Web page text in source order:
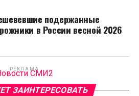
подержанные
в России весной 2026
РЕКЛАМАСМИ2
ЗАИНТЕРЕСОВАТЬ